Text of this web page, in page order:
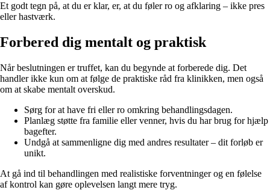
Et godt tegn på, at du er klar, er, at du føler ro og afklaring – ikke pres
eller hastværk.
Forbered dig mentalt og praktisk
Når beslutningen er truffet, kan du begynde at forberede dig. Det
handler ikke kun om at følge de praktiske råd fra klinikken, men også
om at skabe mentalt overskud.
Sørg for at have fri eller ro omkring behandlingsdagen.
Planlæg støtte fra familie eller venner, hvis du har brug for hjælp
bagefter.
Undgå at sammenligne dig med andres resultater – dit forløb er
unikt.
At gå ind til behandlingen med realistiske forventninger og en følelse
af kontrol kan gøre oplevelsen langt mere tryg.